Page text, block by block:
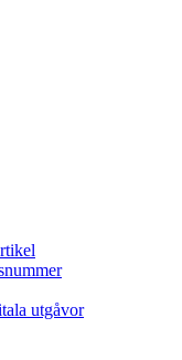
utgåvor